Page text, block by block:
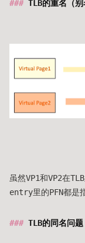
TLB的重名（
虽然VP1和VP2在
entry里的PFN都是
TLB的同名问题